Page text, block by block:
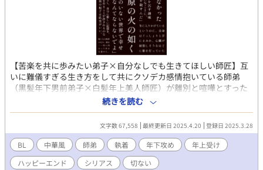
【苦楽を共に歩みたい弟子×自分なしでも生きてほしい師匠】互
いに難儀すぎる生き方をして共にクソデカ感情抱いている師弟
（黒髪年下男前弟子×白髪年上美人師匠）が離別と喧嘩とすった
もんだした挙げ句にくっつくまで。 副題：好みの人の子が辛すぎ
る生き方してるので、手助け（上位者特有の加減を知らないや
つ）をしたらボロクソ怒られた上にめちゃくちゃ執着されて
た……。 ＊ムーンライトノベルの方でも掲載しています。 ＊＊＊
４年前、梓音は最愛の弟を亡くした。復讐を誓って犯人である男
を追いかけるうちに皓雪と呼ばれる天族に出会い、共に探してい
くこととなる。互いに傷を抱えたもの同士、二人の距離は縮まっ
続きを読む
文字数 67,558 最終更新日 2025.4.20 登録日 2025.3.28
BL 中華風 師弟 執着 年下攻め
年上受け
ハッピーエンド
シリアス 切ない